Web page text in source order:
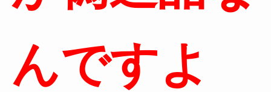
んですよ